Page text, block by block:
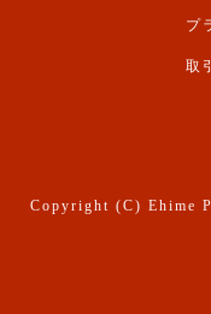
プ
取
Copyright (C) Ehime